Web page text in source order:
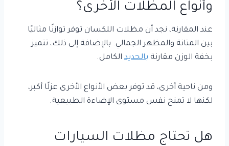
وأنواع المظلات الأخرى؟
عند المقارنة، نجد أن مظلات اللكسان توفر توازنًا مثاليًا
بين المتانة والمظهر الجمالي. بالإضافة إلى ذلك، تتميز
بخفة الوزن مقارنة بالحديد الكامل.
ومن ناحية أخرى، قد توفر بعض الأنواع الأخرى عزلًا أكبر،
لكنها لا تمنح نفس مستوى الإضاءة الطبيعية.
هل تحتاج مظلات السيارات